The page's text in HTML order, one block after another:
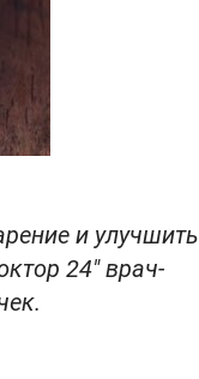
и улучшить
24" врач-